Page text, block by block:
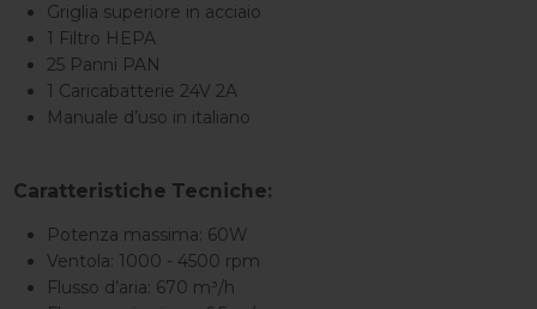
Griglia superiore in acciaio
1 Filtro HEPA
25 Panni PAN
1 Caricabatterie 24V 2A
Manuale d’uso in italiano
Caratteristiche Tecniche:
Potenza massima: 60W
Ventola: 1000 - 4500 rpm
Flusso d’aria: 670 m³/h